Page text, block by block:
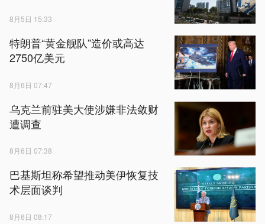
8月5日 15:33
特朗普“黄金舰队”造价或高达
2750亿美元
8月6日 07:47
乌克兰前驻美大使涉嫌非法敛财
遭调查
8月6日 07:38
巴基斯坦称希望推动美伊恢复技
术层面谈判
8月6日 08:17